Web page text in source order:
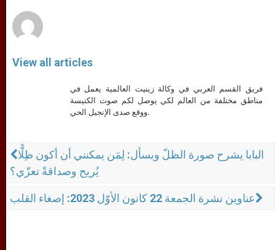
View all articles
فريق القسم العربي في وكالة زينيت العالمية يعمل في
مناطق مختلفة من العالم لكي يوصل لكم صوت الكنيسة
ووقع صدى الإنجيل الحي.
البابا يشرح صورة الظلّ ويسأل: لِمَن يمكنني أن أكون ظِلًّا
يُريح وصداقةً تعزّي؟
عناوين نشرة الجمعة 22 كانون الأوّل 2023: إصغاء القلب